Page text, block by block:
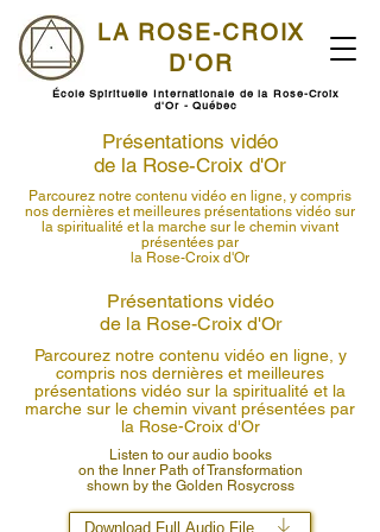
LA ROSE-CROIX
D'OR
École Spirituelle Internationale de la Rose-Croix
d'Or - Québec
Présentations vidéo
de la Rose-Croix d'Or
Parcourez notre contenu vidéo en ligne, y compris
nos dernières et meilleures présentations vidéo sur
la spiritualité et la marche sur le chemin vivant
présentées par
la Rose-Croix d'Or
Présentations vidéo
de la Rose-Croix d'Or
Parcourez notre contenu vidéo en ligne, y
compris nos dernières et meilleures
présentations vidéo sur la spiritualité et la
marche sur le chemin vivant présentées par
la Rose-Croix d'Or
Listen to our audio books
on the Inner Path of Transformation
shown by the Golden Rosycross
Download Full Audio File